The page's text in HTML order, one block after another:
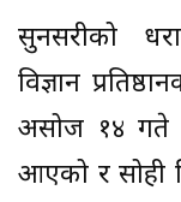
सुनसरीको
विज्ञान
असोज १४ गते
आएको र सोही